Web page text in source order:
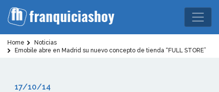
Home
Noticias
Emobile abre en Madrid su nuevo concepto de tienda “FULL STORE”
17/10/14